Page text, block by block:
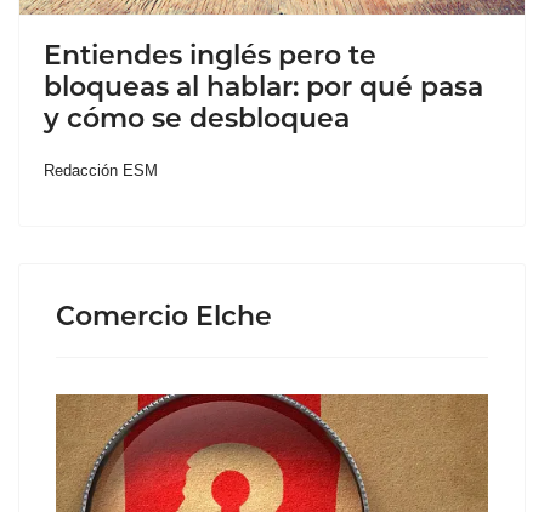
Entiendes inglés pero te
bloqueas al hablar: por qué pasa
y cómo se desbloquea
Redacción ESM
Comercio Elche